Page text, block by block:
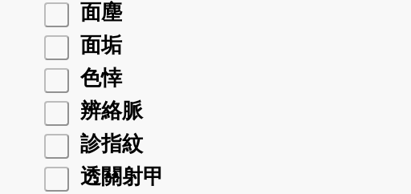
面塵
面垢
色悻
辨絡脈
診指紋
透關射甲